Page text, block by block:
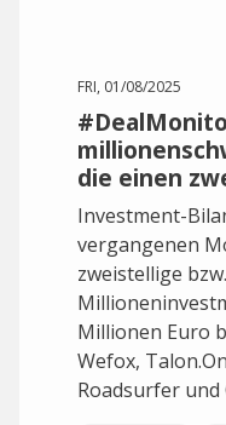
FRI, 01/08/2025
die einen
Investment-
vergangenen
zweistellige
Millionen Euro
Wefox,
Roadsurfer und